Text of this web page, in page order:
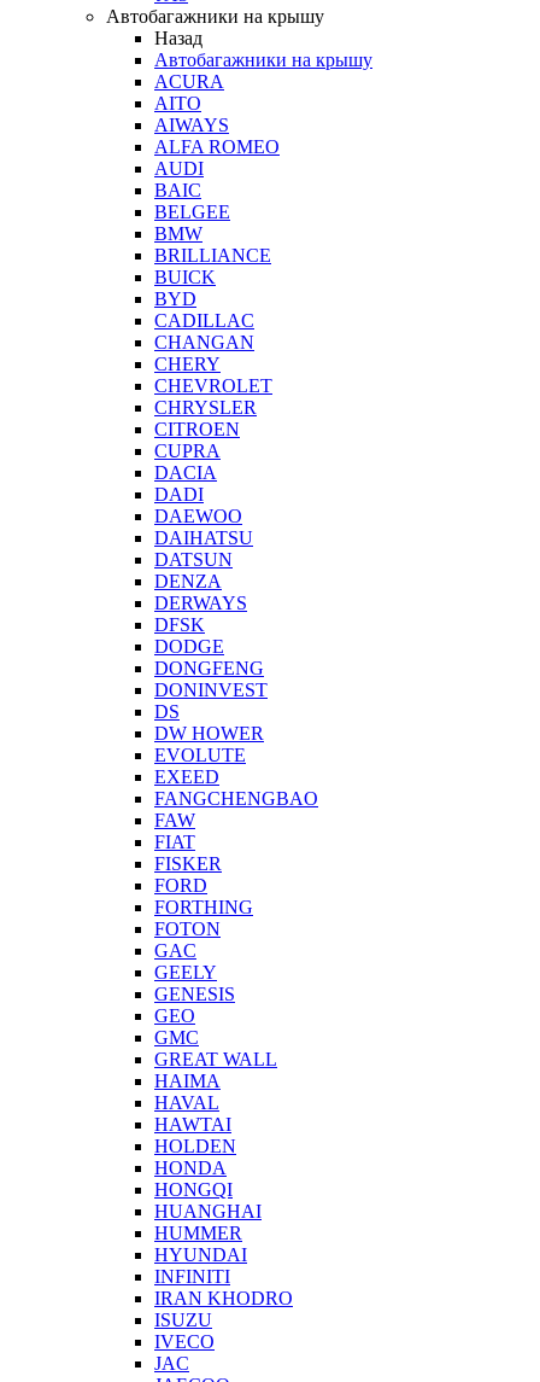
Автобагажники на крышу
Назад
Автобагажники на крышу
ACURA
AITO
AIWAYS
ALFA ROMEO
AUDI
BAIC
BELGEE
BMW
BRILLIANCE
BUICK
BYD
CADILLAC
CHANGAN
CHERY
CHEVROLET
CHRYSLER
CITROEN
CUPRA
DACIA
DADI
DAEWOO
DAIHATSU
DATSUN
DENZA
DERWAYS
DFSK
DODGE
DONGFENG
DONINVEST
DS
DW HOWER
EVOLUTE
EXEED
FANGCHENGBAO
FAW
FIAT
FISKER
FORD
FORTHING
FOTON
GAC
GEELY
GENESIS
GEO
GMC
GREAT WALL
HAIMA
HAVAL
HAWTAI
HOLDEN
HONDA
HONGQI
HUANGHAI
HUMMER
HYUNDAI
INFINITI
IRAN KHODRO
ISUZU
IVECO
JAC